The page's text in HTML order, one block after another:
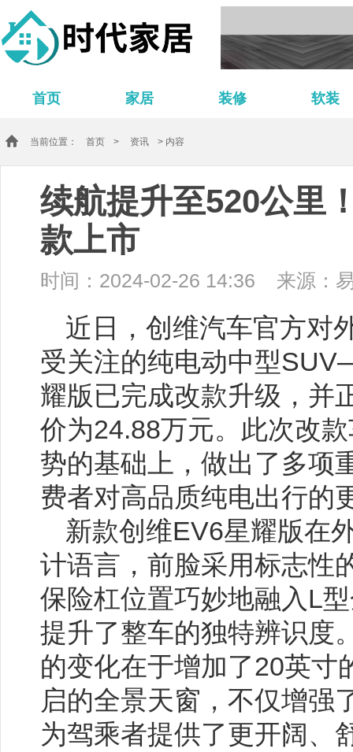
首页 家居 装修 软装
当前位置： 首页 > 资讯 > 内容
续航提升至520公里
款上市
时间：2024-02-26 14:36 来源：
近日，创维汽车官方对
受关注的纯电动中型
耀版已完成改款升级，并
价为24.88万元。此次改
势的基础上，做出了多项
费者对高品质纯电出行的
新款创维EV6星耀版在
计语言，前脸采用标志性
保险杠位置巧妙地融入L
提升了整车的独特辨识度
的变化在于增加了20英寸
启的全景天窗，不仅增强
为驾乘者提供了更开阔、